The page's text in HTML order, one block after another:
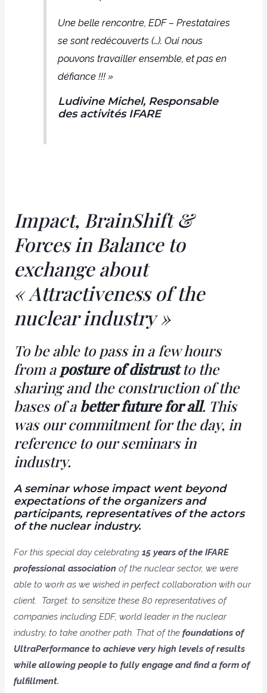
Une belle rencontre, EDF – Prestataires
se sont redécouverts (…). Oui nous
pouvons travailler ensemble, et pas en
défiance !!! »
Ludivine Michel, Responsable
des activités IFARE
Impact, BrainShift &
Forces in Balance to
exchange about
«Attractiveness of the
nuclear industry »
To be able to pass in a few hours
from a posture of distrustto the
sharing and the construction of the
bases of abetter future for all. This
was our commitment for the day, in
reference to our seminars in
industry.
A seminar whose impact went beyond
expectationsof the organizers and
participants, representatives of the actors
of the nuclear industry.
For this special day celebrating15 years of the IFARE
professional association of the nuclear sector, we were
able to work as we wished in perfect collaboration with our
client. Target: to sensitize these 80 representatives of
companies including EDF, world leader in the nuclear
industry, to take another path. That of thefoundations of
UltraPerformance to achieve very high levels of results
while allowing people to fully engage and find a form of
fulfillment.